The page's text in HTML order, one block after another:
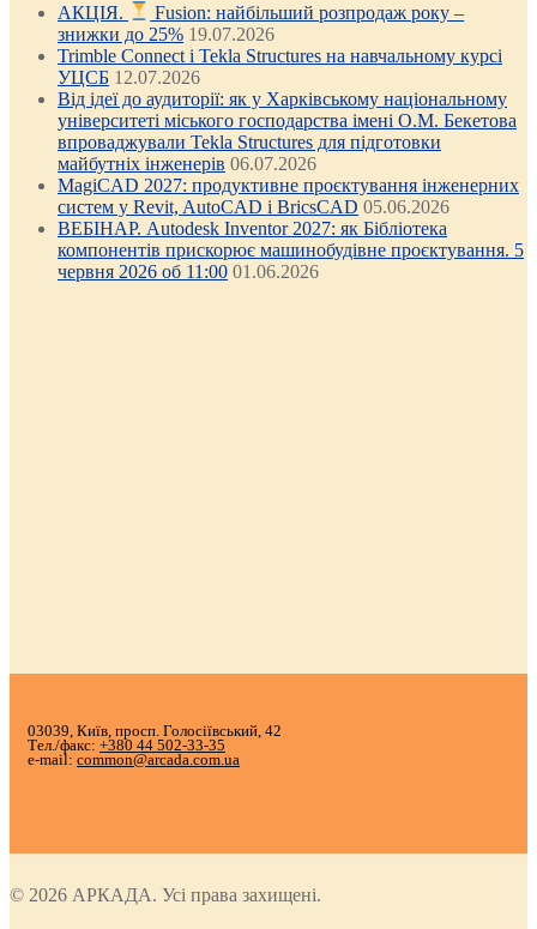
АКЦІЯ.
Fusion: найбільший розпродаж року –
знижки до 25% 19.07.2026
Trimble Connect і Tekla Structures на навчальному курсі
УЦСБ 12.07.2026
Від ідеї до аудиторії: як у Харківському національному
університеті міського господарства імені О.М. Бекетова
впроваджували Tekla Structures для підготовки
майбутніх інженерів 06.07.2026
MagiCAD 2027: продуктивне проєктування інженерних
систем у Revit, AutoCAD і BricsCAD 05.06.2026
ВЕБІНАР. Autodesk Inventor 2027: як Бібліотека
компонентів прискорює машинобудівне проєктування. 5
червня 2026 об 11:00 01.06.2026
03039, Київ, просп. Голосіївський, 42
Тел./факс: +380 44 502-33-35
e-mail: common@arcada.com.ua
© 2026 АРКАДА. Усі права захищені.